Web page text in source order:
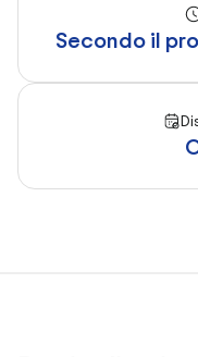
Secondo il